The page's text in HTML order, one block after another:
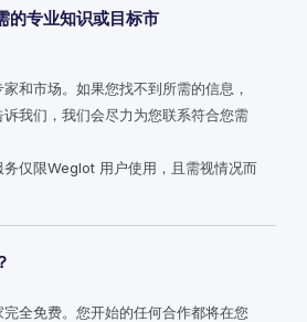
的专业知识或目标市
和市场。如果您找不到所需的信息，
我们，我们会尽力为您联系符合您需
仅限Weglot 用户使用，且需视情况而
全免费。您开始的任何合作都将在您